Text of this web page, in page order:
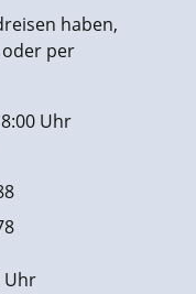
haben,
per
Uhr
Uhr